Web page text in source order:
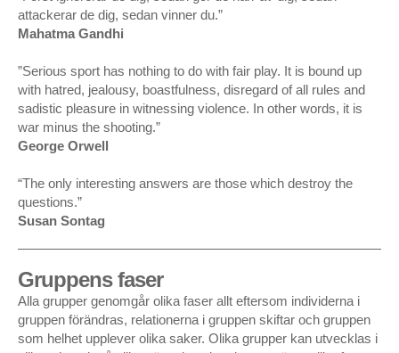
FILM
Festival, Denver, USA/ReelHeART, Toronto,
Canada/Klarabiografen, Kulturhuset, Stockholm
Amour Fou – Göteborgs filmfestival
The Hidden – 3min kortfilm, förfilm till ”Scream”, SFbio
PLATS-SPECIFIK PERFORMANCE
Tiggarlördag & Persondesign – sociala &
massmedia/Drottninggatan, Sergels torg, Stockholm
The Clone – Sergels torg, Stockholm
attackerar de dig, sedan vinner du.”
Mahatma Gandhi
”Serious sport has nothing to do with fair play. It is bound up
with hatred, jealousy, boastfulness, disregard of all rules and
sadistic pleasure in witnessing violence. In other words, it is
war minus the shooting.”
George Orwell
“The only interesting answers are those which destroy the
questions.”
Susan Sontag
Gruppens faser
Alla grupper genomgår olika faser allt eftersom individerna i
gruppen förändras, relationerna i gruppen skiftar och gruppen
som helhet upplever olika saker. Olika grupper kan utvecklas i